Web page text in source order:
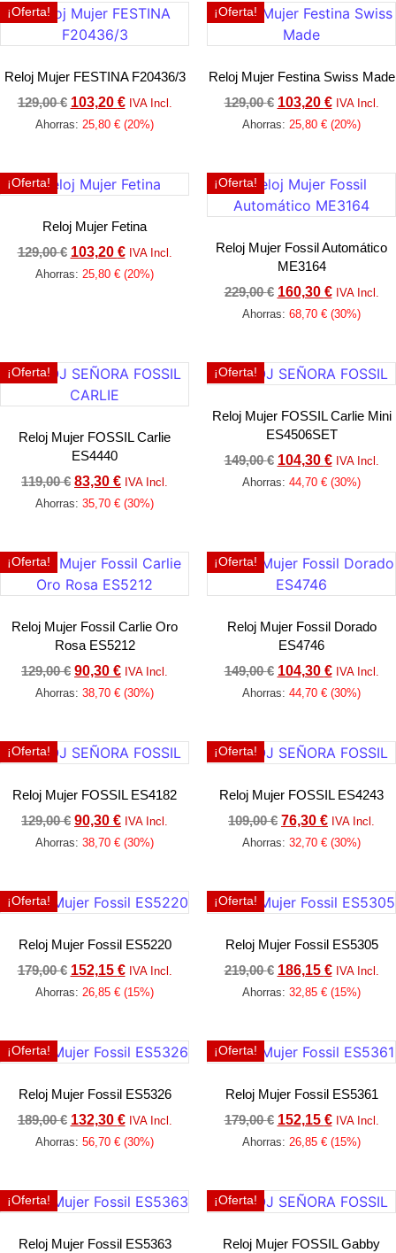
¡Oferta!
Reloj Mujer FESTINA F20436/3
129,00€ 103,20 € IVA Incl.
Ahorras: 25,80 € (20%)
¡Oferta!
Reloj Mujer Festina Swiss Made
129,00€ 103,20 € IVA Incl.
Ahorras: 25,80 € (20%)
¡Oferta!
Reloj Mujer Fetina
129,00€ 103,20 € IVA Incl.
Ahorras: 25,80 € (20%)
¡Oferta!
Reloj Mujer Fossil Automático
ME3164
229,00€ 160,30 € IVA Incl.
Ahorras: 68,70 € (30%)
¡Oferta!
Reloj Mujer FOSSIL Carlie
ES4440
119,00€ 83,30 € IVA Incl.
Ahorras: 35,70 € (30%)
¡Oferta!
Reloj Mujer FOSSIL Carlie Mini
ES4506SET
149,00€ 104,30 € IVA Incl.
Ahorras: 44,70 € (30%)
¡Oferta!
Reloj Mujer Fossil Carlie Oro
Rosa ES5212
129,00€ 90,30 € IVA Incl.
Ahorras: 38,70 € (30%)
¡Oferta!
Reloj Mujer Fossil Dorado
ES4746
149,00€ 104,30 € IVA Incl.
Ahorras: 44,70 € (30%)
¡Oferta!
Reloj Mujer FOSSIL ES4182
129,00€ 90,30 € IVA Incl.
Ahorras: 38,70 € (30%)
¡Oferta!
Reloj Mujer FOSSIL ES4243
109,00€ 76,30 € IVA Incl.
Ahorras: 32,70 € (30%)
¡Oferta!
Reloj Mujer Fossil ES5220
179,00€ 152,15 € IVA Incl.
Ahorras: 26,85 € (15%)
¡Oferta!
Reloj Mujer Fossil ES5305
219,00€ 186,15 € IVA Incl.
Ahorras: 32,85 € (15%)
¡Oferta!
Reloj Mujer Fossil ES5326
189,00€ 132,30 € IVA Incl.
Ahorras: 56,70 € (30%)
¡Oferta!
Reloj Mujer Fossil ES5361
179,00€ 152,15 € IVA Incl.
Ahorras: 26,85 € (15%)
¡Oferta!
Reloj Mujer Fossil ES5363
¡Oferta!
Reloj Mujer FOSSIL Gabby